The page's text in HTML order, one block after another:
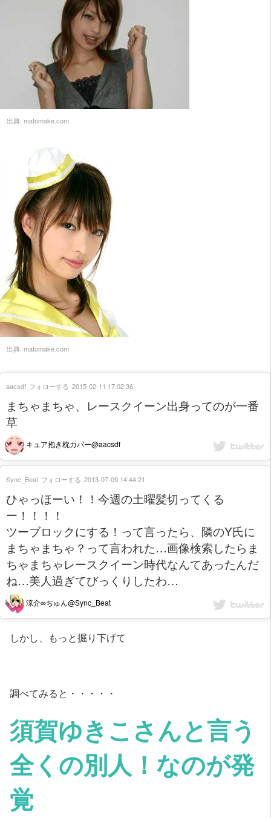
出典: matomake.com
出典: matomake.com
まちゃまちゃ、レースクイーン出身ってのが一番
草
キュア抱き枕カバー@aacsdf
aacsdf フォローする 2015-02-11 17:02:36
ひゃっほーい！！今週の土曜髪切ってくる
ー！！！！
ツーブロックにする！って言ったら、隣のY氏に
まちゃまちゃ？って言われた…画像検索したらま
ちゃまちゃレースクイーン時代なんてあったんだ
ね…美人過ぎてびっくりしたわ…
涼介∞ぢゅん@Sync_Beat
Sync_Beat フォローする 2013-07-09 14:44:21
しかし、もっと掘り下げて
調べてみると・・・・・
須賀ゆきこさんと言う
全くの別人！なのが発
覚